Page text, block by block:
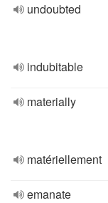
undoubted
indubitable
materially
matériellement
emanate